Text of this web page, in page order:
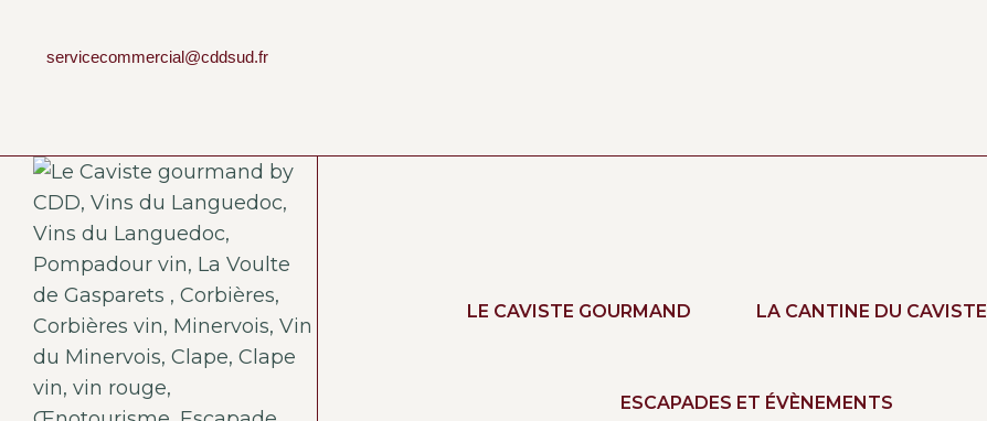
servicecommercial@cddsud.fr
LE CAVISTE GOURMAND LA CANTINE DU CAVISTE
ESCAPADES ET ÉVÈNEMENTS